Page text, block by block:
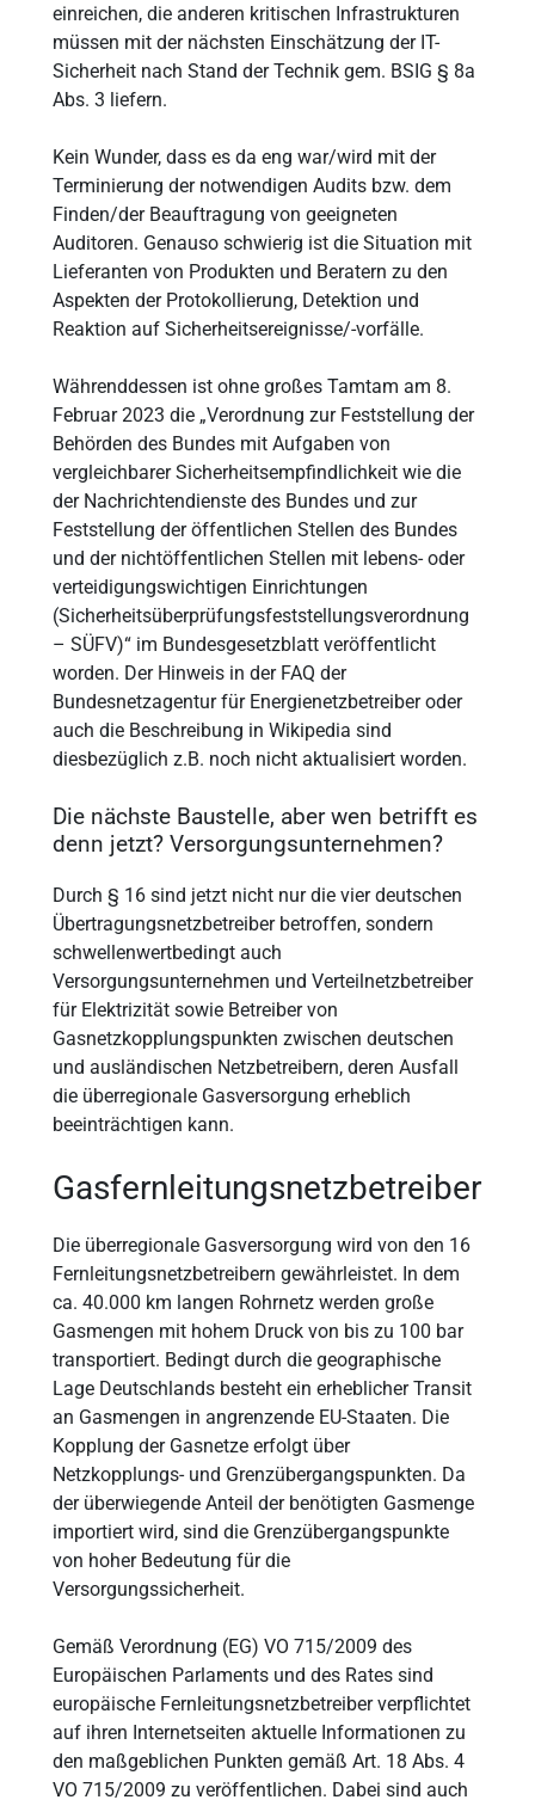
einreichen, die anderen kritischen Infrastrukturen
müssen mit der nächsten Einschätzung der IT-
Sicherheit nach Stand der Technik gem. BSIG § 8a
Abs. 3 liefern.
Kein Wunder, dass es da eng war/wird mit der
Terminierung der notwendigen Audits bzw. dem
Finden/der Beauftragung von geeigneten
Auditoren. Genauso schwierig ist die Situation mit
Lieferanten von Produkten und Beratern zu den
Aspekten der Protokollierung, Detektion und
Reaktion auf Sicherheitsereignisse/-vorfälle.
Währenddessen ist ohne großes Tamtam am 8.
Februar 2023 die „Verordnung zur Feststellung der
Behörden des Bundes mit Aufgaben von
vergleichbarer Sicherheitsempfindlichkeit wie die
der Nachrichtendienste des Bundes und zur
Feststellung der öffentlichen Stellen des Bundes
und der nichtöffentlichen Stellen mit lebens- oder
verteidigungswichtigen Einrichtungen
(Sicherheitsüberprüfungsfeststellungsverordnung
– SÜFV)“ im Bundesgesetzblatt veröffentlicht
worden. Der Hinweis in der FAQ der
Bundesnetzagentur für Energienetzbetreiber oder
auch die Beschreibung in Wikipedia sind
diesbezüglich z.B. noch nicht aktualisiert worden.
Die nächste Baustelle, aber wen betrifft es
denn jetzt? Versorgungsunternehmen?
Durch § 16 sind jetzt nicht nur die vier deutschen
Übertragungsnetzbetreiber betroffen, sondern
schwellenwertbedingt auch
Versorgungsunternehmen und Verteilnetzbetreiber
für Elektrizität sowie Betreiber von
Gasnetzkopplungspunkten zwischen deutschen
und ausländischen Netzbetreibern, deren Ausfall
die überregionale Gasversorgung erheblich
beeinträchtigen kann.
Gasfernleitungsnetzbetreiber
Die überregionale Gasversorgung wird von den 16
Fernleitungsnetzbetreibern gewährleistet. In dem
ca. 40.000 km langen Rohrnetz werden große
Gasmengen mit hohem Druck von bis zu 100 bar
transportiert. Bedingt durch die geographische
Lage Deutschlands besteht ein erheblicher Transit
an Gasmengen in angrenzende EU-Staaten. Die
Kopplung der Gasnetze erfolgt über
Netzkopplungs- und Grenzübergangspunkten. Da
der überwiegende Anteil der benötigten Gasmenge
importiert wird, sind die Grenzübergangspunkte
von hoher Bedeutung für die
Versorgungssicherheit.
Gemäß Verordnung (EG) VO 715/2009 des
Europäischen Parlaments und des Rates sind
europäische Fernleitungsnetzbetreiber verpflichtet
auf ihren Internetseiten aktuelle Informationen zu
den maßgeblichen Punkten gemäß Art. 18 Abs. 4
VO 715/2009 zu veröffentlichen. Dabei sind auch